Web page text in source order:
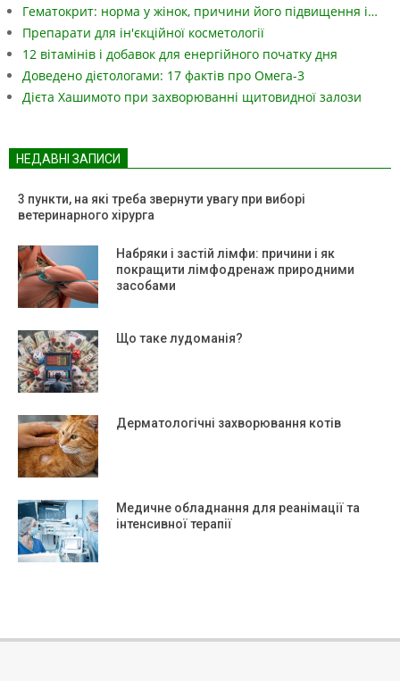
Гематокрит: норма у жінок, причини його підвищення і…
Препарати для ін'єкційної косметології
12 вітамінів і добавок для енергійного початку дня
Доведено дієтологами: 17 фактів про Омега-3
Дієта Хашимото при захворюванні щитовидної залози
НЕДАВНІ ЗАПИСИ
3 пункти, на які треба звернути увагу при виборі
ветеринарного хірурга
Набряки і застій лімфи: причини і як
покращити лімфодренаж природними
засобами
Що таке лудоманія?
Дерматологічні захворювання котів
Медичне обладнання для реанімації та
інтенсивної терапії